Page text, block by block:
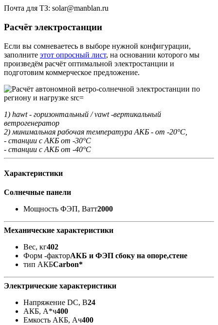
Почта для ТЗ: solar@manblan.ru
Расчёт электростанции
Если вы сомневаетесь в выборе нужной конфигурации,
заполните этот опросный лист, на основании которого мы
произведём расчёт оптимальной электростанции и
подготовим коммерческое предложение.
1) hawt - горизонтальный / vawt -вертикальный
ветрогенератор
2) минимальная рабочая температура АКБ - от -20°С,
- станции с АКБ от -30°С
- станции с АКБ от -40°С
Характеристики
Солнечные панели
Мощность ФЭП, Ватт2000
Механические характеристики
Вес, кг402
Форм -факторАКБ и ФЭП сбоку на опоре,стене
тип АКБCarbon*
Электрические характеристики
Напряжение DC, В24
АКБ, А*ч400
Емкость АКБ, Ач400